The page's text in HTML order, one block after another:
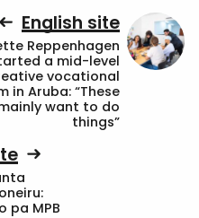
English site
Reppenhagen
a mid-level
vocational
in Aruba: “These
want to do
things”
pa MPB